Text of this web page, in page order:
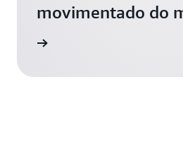
movimentado do